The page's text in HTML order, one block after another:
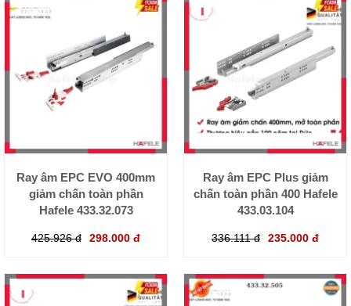
Ray âm EPC EVO 400mm
giảm chấn toàn phần
Hafele 433.32.073
425.926 đ 298.000 đ
Ray âm EPC Plus giảm
chấn toàn phần 400 Hafele
433.03.104
336.111 đ 235.000 đ